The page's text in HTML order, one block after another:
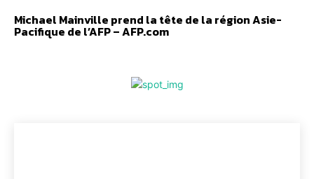
Michael Mainville prend la tête de la région Asie-
Pacifique de l’AFP – AFP.com